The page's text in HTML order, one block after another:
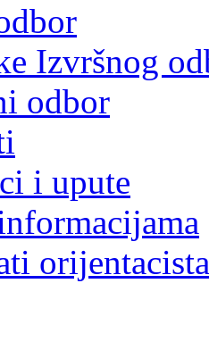
Izvršnog
odbor
i upute